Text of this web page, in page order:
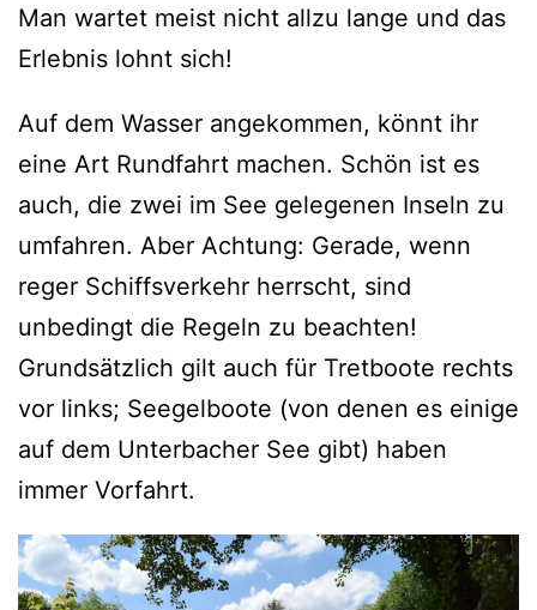
Man wartet meist nicht allzu lange und das
Erlebnis lohnt sich!
Auf dem Wasser angekommen, könnt ihr
eine Art Rundfahrt machen. Schön ist es
auch, die zwei im See gelegenen Inseln zu
umfahren. Aber Achtung: Gerade, wenn
reger Schiffsverkehr herrscht, sind
unbedingt die Regeln zu beachten!
Grundsätzlich gilt auch für Tretboote rechts
vor links; Seegelboote (von denen es einige
auf dem Unterbacher See gibt) haben
immer Vorfahrt.